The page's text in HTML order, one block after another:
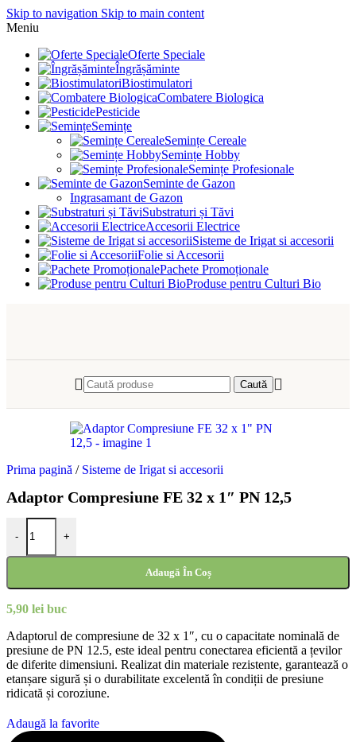
Skip to navigation Skip to main content
Meniu
Oferte Speciale
Îngrășăminte
Biostimulatori
Combatere Biologica
Pesticide
Semințe
Semințe Cereale
Semințe Hobby
Semințe Profesionale
Seminte de Gazon
Ingrasamant de Gazon
Substraturi și Tăvi
Accesorii Electrice
Sisteme de Irigat si accesorii
Folie si Accesorii
Pachete Promoționale
Produse pentru Culturi Bio
Caută
Prima pagină / Sisteme de Irigat si accesorii
Adaptor Compresiune FE 32 x 1″ PN 12,5
-
Cantitate Adaptor Compresiune FE 32 x 1" PN 12,5
+
Adaugă În Coș
5,90 lei buc
Adaptorul de compresiune de 32 x 1″, cu o capacitate nominală de
presiune de PN 12.5, este ideal pentru conectarea eficientă a țevilor
de diferite dimensiuni. Realizat din materiale rezistente, garantează o
etanșare sigură și o durabilitate excelentă în condiții de presiune
ridicată și coroziune.
Adaugă la favorite